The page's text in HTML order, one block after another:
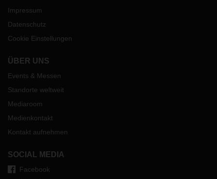
Impressum
Datenschutz
Cookie Einstellungen
ÜBER UNS
Events & Messen
Standorte weltweit
Mediaroom
Medienkontakt
Kontakt aufnehmen
SOCIAL MEDIA
Facebook